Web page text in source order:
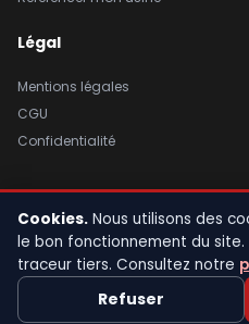
Légal
Mentions légales
CGU
Confidentialité
© 2026 Usine de France. Tous
CGU
Confidentialité
Fait avec
Cookies. Nous utilisons des
le bon fonctionnement du site.
traceur tiers. Consultez notre
Refuser